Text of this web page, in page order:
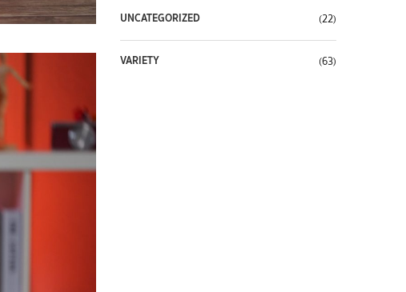
UNCATEGORIZED (22)
VARIETY (63)